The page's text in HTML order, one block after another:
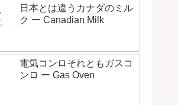
日本とは違うカナダのミル
ク ー Canadian Milk
電気コンロそれともガスコ
ンロ ー Gas Oven